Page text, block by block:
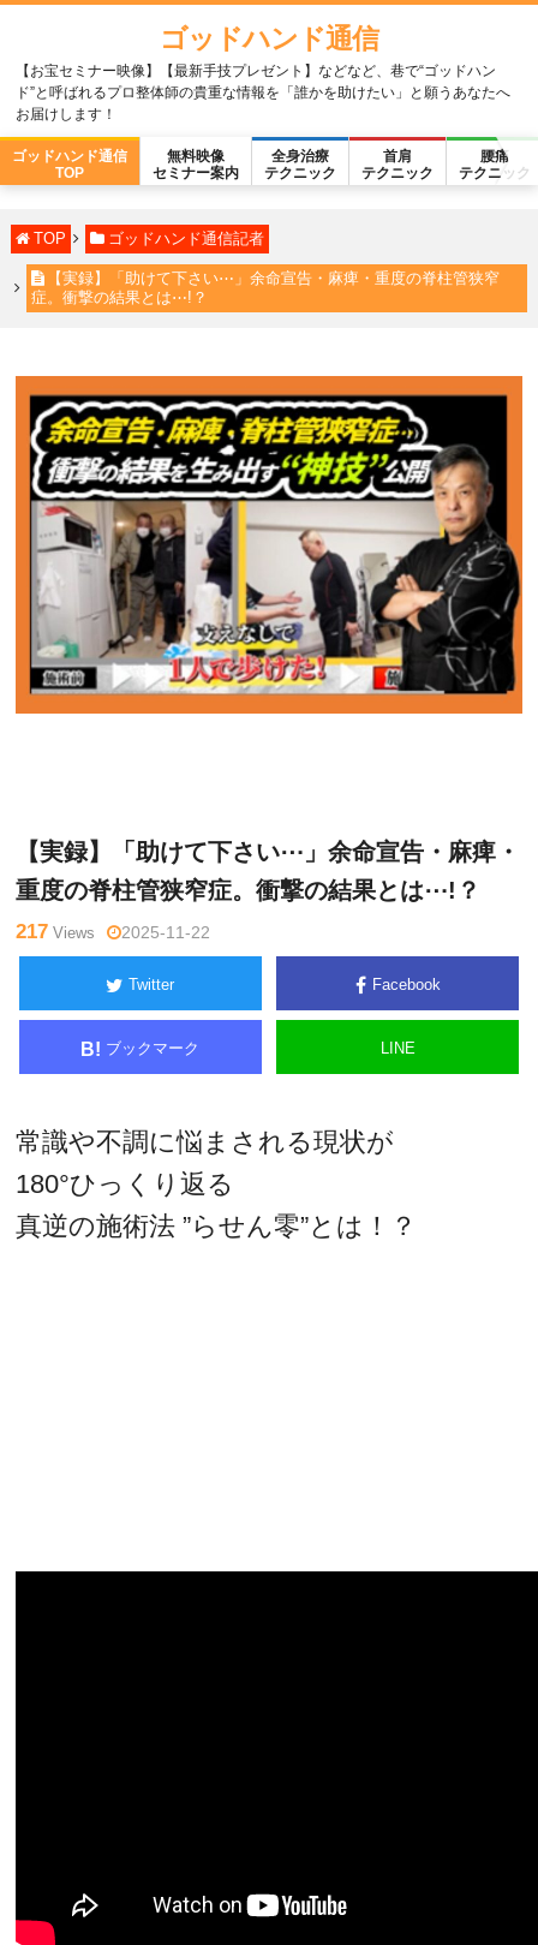
ゴッドハンド通信
【お宝セミナー映像】【最新手技プレゼント】などなど、巷で“ゴッドハン
ド”と呼ばれるプロ整体師の貴重な情報を「誰かを助けたい」と願うあなたへ
お届けします！
ゴッドハンド通信
TOP
無料映像
セミナー案内
全身治療
テクニック
首肩
テクニック
腰痛
テクニック
TOP ゴッドハンド通信記者
【実録】「助けて下さい⋯」余命宣告・麻痺・重度の脊柱管狭窄
症。衝撃の結果とは⋯!？
【実録】「助けて下さい⋯」余命宣告・麻痺・
重度の脊柱管狭窄症。衝撃の結果とは⋯!？
217 Views 2025-11-22
Twitter Facebook
B! ブックマーク LINE
常識や不調に悩まされる現状が
180°ひっくり返る
真逆の施術法 ”らせん零”とは！？